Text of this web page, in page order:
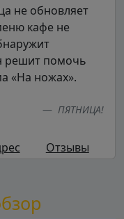
не обновляет
кафе не
решит помочь
«На ножах».
ПЯТНИЦА!
Отзывы